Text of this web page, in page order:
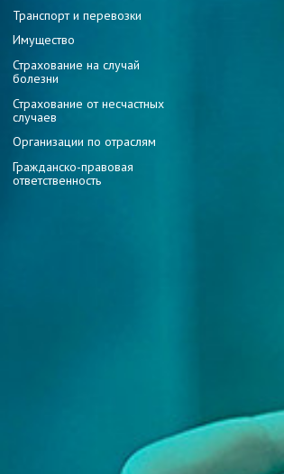
Транспорт и перевозки
Имущество
Страхование на случай
болезни
Страхование от несчастных
случаев
Организации по отраслям
Гражданско-правовая
ответственность